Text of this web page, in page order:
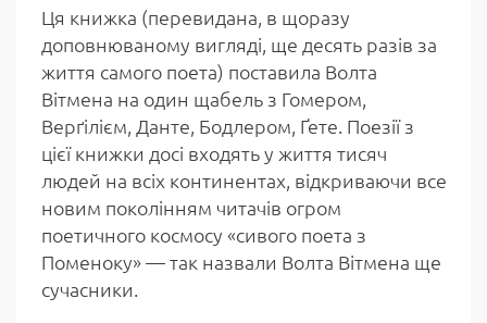
Ця книжка (перевидана, в щоразу
доповнюваному вигляді, ще десять разів за
життя самого поета) поставила Волта
Вітмена на один щабель з Гомером,
Верґілієм, Данте, Бодлером, Ґете. Поезії з
цієї книжки досі входять у життя тисяч
людей на всіх континентах, відкриваючи все
новим поколінням читачів огром
поетичного космосу «сивого поета з
Поменоку» — так назвали Волта Вітмена ще
сучасники.